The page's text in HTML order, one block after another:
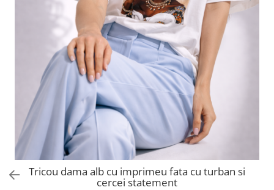
Tricouri si topuri
Rochii de eveniment
Tricou dama alb cu imprimeu fata cu turban si
cercei statement